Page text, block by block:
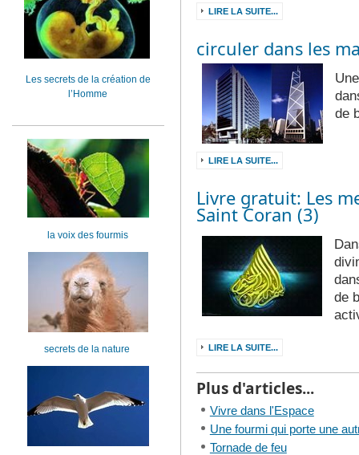
LIRE LA SUITE...
circuler dans les
de
LIRE LA SUITE...
Livre gratuit: Les
Saint Coran (3)
de
LIRE LA SUITE...
Plus d'articles...
Vivre dans l'Espace
Une fourmi qui porte une
Tornade de feu
Les secrets de la création de
l’Homme
la voix des fourmis
secrets de la nature